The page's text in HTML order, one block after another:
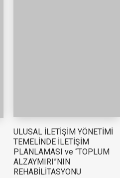
ULUSAL İLETİŞİM YÖNETİMİ
TEMELİNDE İLETİŞİM
PLANLAMASI ve “TOPLUM
ALZAYMIRI”NIN
REHABİLİTASYONU